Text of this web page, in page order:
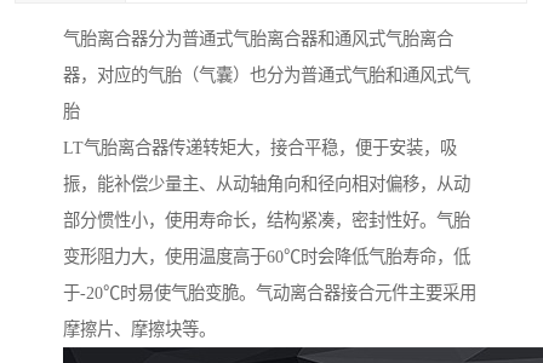
气胎离合器分为普通式气胎离合器和通风式气胎离合
器，对应的气胎（气囊）也分为普通式气胎和通风式气
胎
LT气胎离合器传递转矩大，接合平稳，便于安装，吸
振，能补偿少量主、从动轴角向和径向相对偏移，从动
部分惯性小，使用寿命长，结构紧凑，密封性好。气胎
变形阻力大，使用温度高于60℃时会降低气胎寿命，低
于-20℃时易使气胎变脆。气动离合器接合元件主要采用
摩擦片、摩擦块等。